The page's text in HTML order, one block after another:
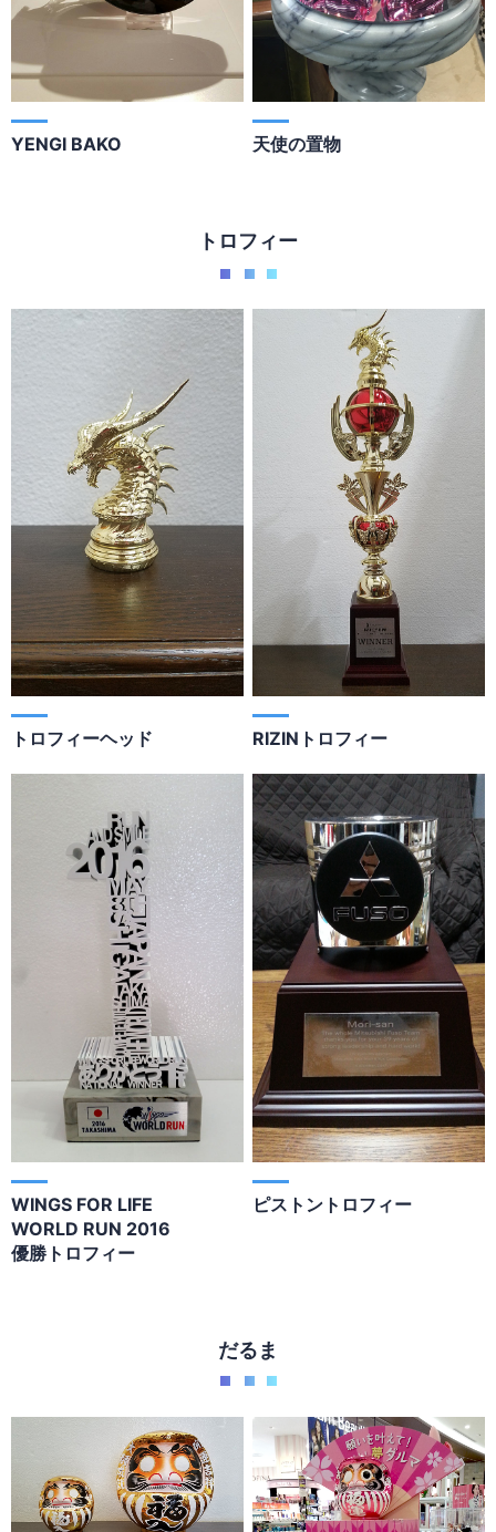
YENGI BAKO 天使の置物
トロフィー
トロフィーヘッド RIZINトロフィー
WINGS FOR LIFE
WORLD RUN 2016
優勝トロフィー
ピストントロフィー
だるま